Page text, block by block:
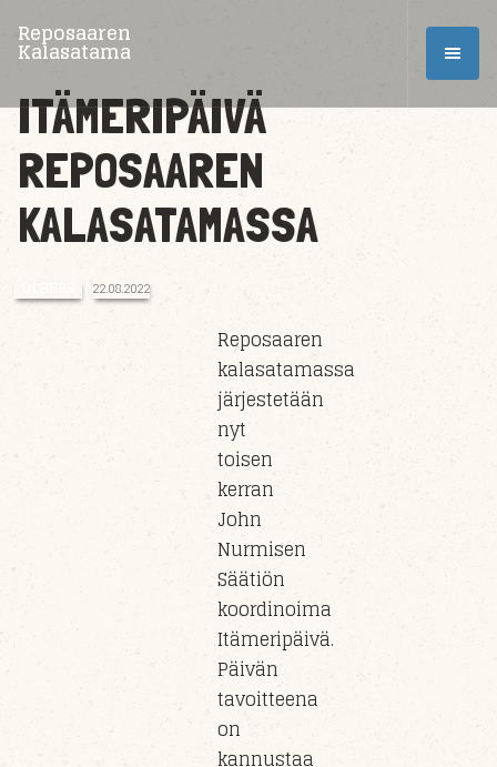
Reposaaren
Kalasatama
ITÄMERIPÄIVÄ
REPOSAAREN
KALASATAMASSA
OTHERS 22.08.2022
Reposaaren
kalasatamassa
järjestetään
nyt
toisen
kerran
John
Nurmisen
Säätiön
koordinoima
Itämeripäivä.
Päivän
tavoitteena
on
kannustaa